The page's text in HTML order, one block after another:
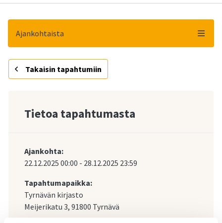
Ajankohtaista
Takaisin tapahtumiin
Tietoa tapahtumasta
Ajankohta:
22.12.2025 00:00 - 28.12.2025 23:59
Tapahtumapaikka:
Tyrnävän kirjasto
Meijerikatu 3, 91800 Tyrnävä